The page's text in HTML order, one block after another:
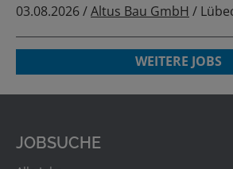
03.08.2026 /Altus Bau GmbH /
WEITERE JOBS
JOBSUCHE